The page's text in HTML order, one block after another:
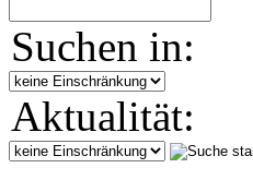
Suchen in:
Aktualität: